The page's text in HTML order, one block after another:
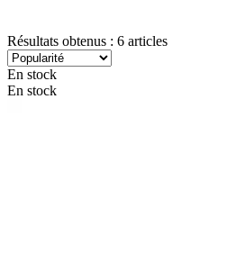
Résultats obtenus : 6 articles
En stock
En stock